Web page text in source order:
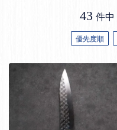
優先度順
43 件中